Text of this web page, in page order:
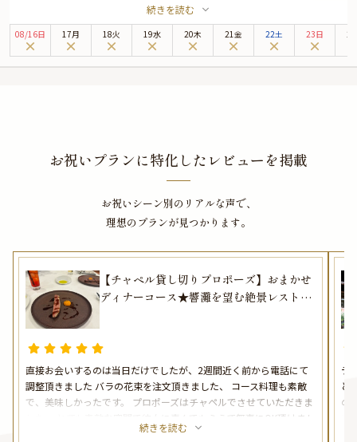
キを含んだ全９品のディナーフルコースをご用意致しました。
また乾杯ドリンクと貸切チャペルのご用意もあり、最初から最後まで思い出に
残るディナー体験をお約束します。
続きを読む
08/16日 17月 18火 19水 20木 21金 22土 23日
お祝いプランに特化したレビューを掲載
お祝いシーン別のリアルな声で、
理想のプランが見つかります。
【チャペル貸し切りプロポーズ】おまかせ
ディナーコース★響灘を望む絶景レストラ
直接お会いするのは当日だけでしたが、2週間近く前から電話にて
調整頂きました バラの花束を注文頂きました、 コース料理も素敵
で、美味しかったです。 プロポーズはチャペルでさせていただきま
した。 とても素敵な空間で彼女に喜んでもらえて無事にOK頂けまし
た！ 店員さんは皆さん気さくで楽しい時間を過ごせました。
続きを読む
デ
と
の